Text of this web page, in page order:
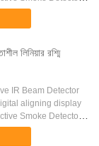
compliance with
....
লিনিয়ার রশ্মি
IR Beam Detector
aligning display
Smoke Detector
compliance with